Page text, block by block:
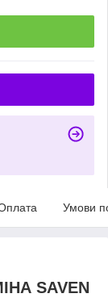
Умови
SAVEN